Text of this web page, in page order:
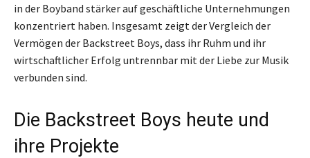
in der Boyband stärker auf geschäftliche Unternehmungen
konzentriert haben. Insgesamt zeigt der Vergleich der
Vermögen der Backstreet Boys, dass ihr Ruhm und ihr
wirtschaftlicher Erfolg untrennbar mit der Liebe zur Musik
verbunden sind.
Die Backstreet Boys heute und
ihre Projekte